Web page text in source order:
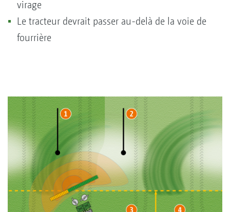
virage
Le tracteur devrait passer au-delà de la voie de
fourrière